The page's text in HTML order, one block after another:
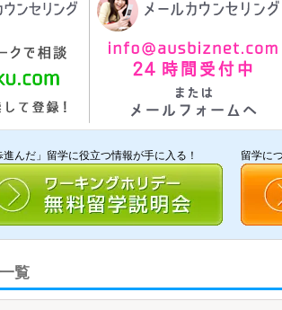
進んだ」留学に役立つ情報が手に入る！ 留学に
覧